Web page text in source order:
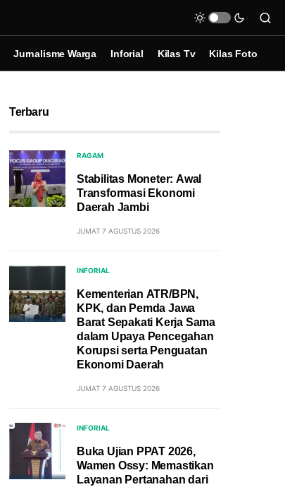
Jurnalisme Warga Inforial Kilas Tv Kilas Foto
Terbaru
RAGAM
Stabilitas Moneter: Awal
Transformasi Ekonomi
Daerah Jambi
JUMAT 7 AGUSTUS 2026
INFORIAL
Kementerian ATR/BPN,
KPK, dan Pemda Jawa
Barat Sepakati Kerja Sama
dalam Upaya Pencegahan
Korupsi serta Penguatan
Ekonomi Daerah
JUMAT 7 AGUSTUS 2026
INFORIAL
Buka Ujian PPAT 2026,
Wamen Ossy: Memastikan
Layanan Pertanahan dari